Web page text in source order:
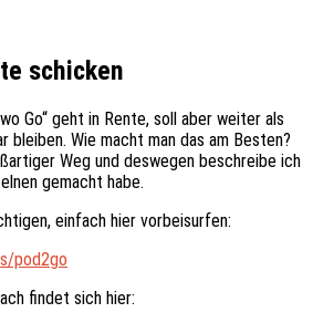
schicken
Go“ geht in Rente, soll aber weiter als
Wie macht man das am Besten?
Weg und deswegen beschreibe ich
gemacht habe.
einfach hier vorbeisurfen:
pod2go
findet sich hier: